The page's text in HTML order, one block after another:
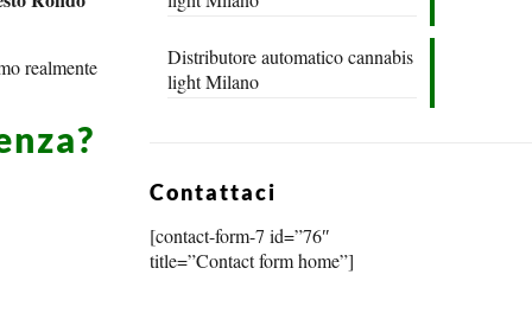
realmente
Distributore automatico cannabis
light Milano
Contattaci
[contact-form-7 id=”76″
title=”Contact form home”]